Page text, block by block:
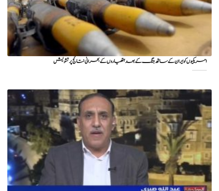
امریکیوں کو ایران کے ساتھ جنگ کے بعد ہتھیاروں کے بحرانی نتائج پر تشویش